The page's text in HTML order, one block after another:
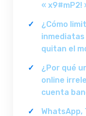
« x9#mP2!
¿Cómo
quitan el
¿Por qué
online
cuenta
WhatsApp,